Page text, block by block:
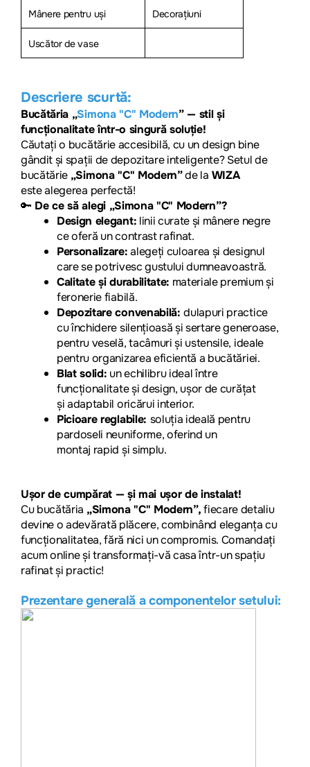
Mânere pentru uși Decorațiuni
Uscător de vase
Descriere scurtă:
Bucătăria „Simona "C" Modern” — stil și
funcționalitate într-o singură soluție!
Căutați o bucătărie accesibilă, cu un design bine
gândit și spații de depozitare inteligente? Setul de
bucătărie „Simona "C" Modern”de la WIZA
este alegerea perfectă!
🔑 De ce să alegi „Simona "C" Modern”?
Design elegant: linii curate și mânere negre
ce oferă un contrast rafinat.
Personalizare:alegeți culoarea și designul
care se potrivesc gustului dumneavoastră.
Calitate și durabilitate: materiale premium și
feronerie fiabilă.
Depozitare convenabilă:dulapuri practice
cu închidere silențioasă și sertare generoase,
pentru veselă, tacâmuri și ustensile, ideale
pentru organizarea eficientă a bucătăriei.
Blat solid: un echilibru ideal între
funcționalitate și design, ușor de curățat
și adaptabil oricărui interior.
Picioare reglabile: soluția ideală pentru
pardoseli neuniforme, oferind un
montaj rapid și simplu.
Ușor de cumpărat — și mai ușor de instalat!
Cu bucătăria „Simona "C" Modern”,fiecare detaliu
devine o adevărată plăcere, combinând eleganța cu
funcționalitatea, fără nici un compromis. Comandați
acum online și transformați-vă casa într-un spațiu
rafinat și practic!
Prezentare generală a componentelor setului: